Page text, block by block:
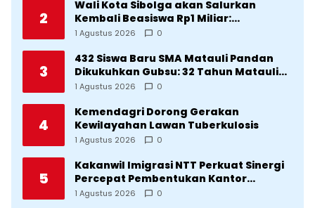
2
Wali Kota Sibolga akan Salurkan
Kembali Beasiswa Rp1 Miliar:
Diproritaskan Mahasiswa Korban
1 Agustus 2026 0
3
432 Siswa Baru SMA Matauli Pandan
Dikukuhkan Gubsu: 32 Tahun Matauli
Cetak SDM Unggul
1 Agustus 2026 0
4
Kemendagri Dorong Gerakan
Kewilayahan Lawan Tuberkulosis
1 Agustus 2026 0
5
Kakanwil Imigrasi NTT Perkuat Sinergi
Percepat Pembentukan Kantor
Imigrasi Sumba Timur
1 Agustus 2026 0